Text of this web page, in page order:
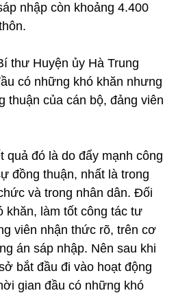
nhập còn khoảng 4.400
thư Huyện ủy Hà Trung
có những khó khăn nhưng
thuận của cán bộ, đảng viên
quả đó là do đẩy mạnh công
đồng thuận, nhất là trong
và trong nhân dân. Đối
khăn, làm tốt công tác tư
viên nhận thức rõ, trên cơ
án sáp nhập. Nên sau khi
bắt đầu đi vào hoạt động
gian đầu có những khó